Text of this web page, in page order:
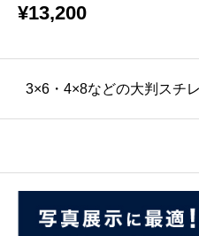
¥13,200
3×6・4×8などの大判スチ